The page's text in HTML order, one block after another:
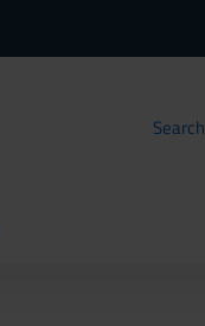
Search